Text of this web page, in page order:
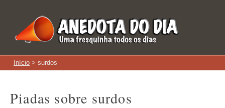
Início > surdos
Piadas sobre surdos